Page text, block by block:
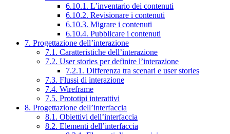
6.10.1. L’inventario dei contenuti
6.10.2. Revisionare i contenuti
6.10.3. Migrare i contenuti
6.10.4. Pubblicare i contenuti
7. Progettazione dell’interazione
7.1. Caratteristiche dell’interazione
7.2. User stories per definire l’interazione
7.2.1. Differenza tra scenari e user stories
7.3. Flussi di interazione
7.4. Wireframe
7.5. Prototipi interattivi
8. Progettazione dell’interfaccia
8.1. Obiettivi dell’interfaccia
8.2. Elementi dell’interfaccia